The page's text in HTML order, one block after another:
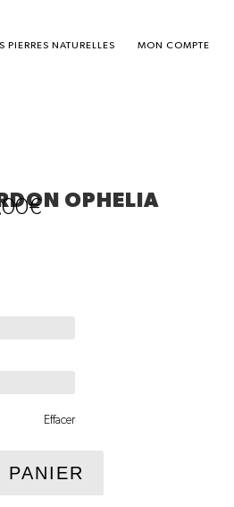
PIERRES NATURELLES MON COMPTE
OPHELIA
€
Effacer
PANIER